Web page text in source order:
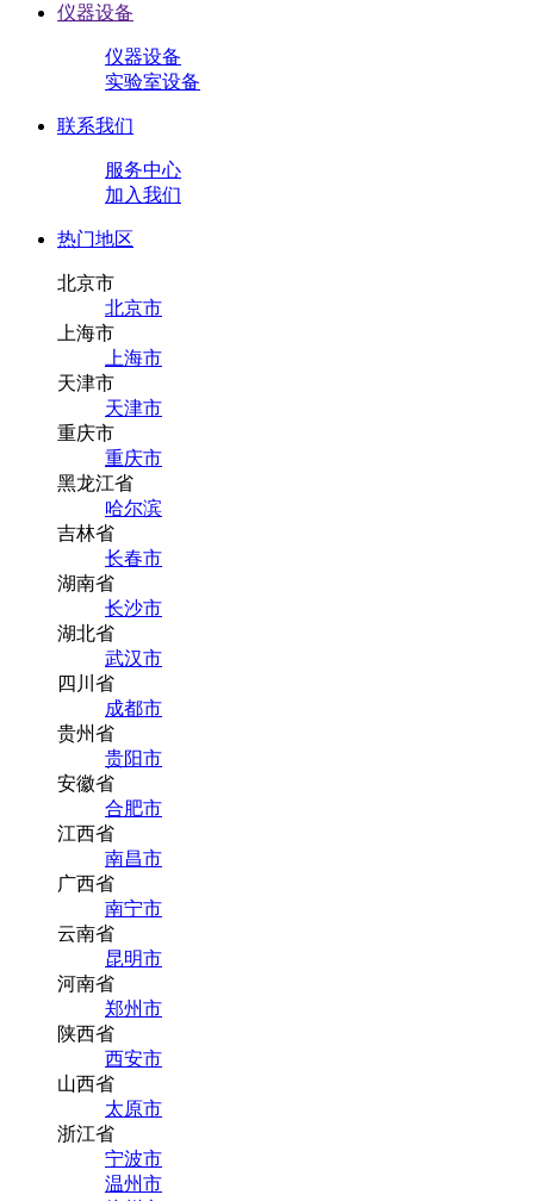
仪器设备
仪器设备
实验室设备
联系我们
服务中心
加入我们
热门地区
北京市
北京市
上海市
上海市
天津市
天津市
重庆市
重庆市
黑龙江省
哈尔滨
吉林省
长春市
湖南省
长沙市
湖北省
武汉市
四川省
成都市
贵州省
贵阳市
安徽省
合肥市
江西省
南昌市
广西省
南宁市
云南省
昆明市
河南省
郑州市
陕西省
西安市
山西省
太原市
浙江省
宁波市
温州市